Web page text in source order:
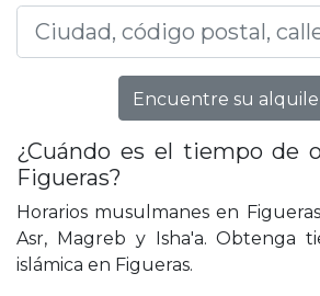
Encuentre su
¿Cuándo es el tiempo de
Figueras?
Horarios musulmanes en
Asr, Magreb y Isha'a. Obtenga
islámica en Figueras.